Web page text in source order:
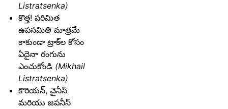
Listratsenka)
కొత్త! పరిమిత
ఉపసమితి మాత్రమే
కాకుండా ట్రాక్‌ల కోసం
ఏదైనా రంగును
ఎంచుకోండి (Mikhail
Listratsenka)
కొరియన్, చైనీస్
మరియు జపనీస్